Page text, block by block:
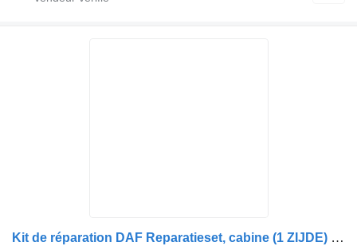
Kit de réparation DAF Reparatieset, cabine (1 ZIJDE) 55212 pour tracteur routier DAF XF95 / 105